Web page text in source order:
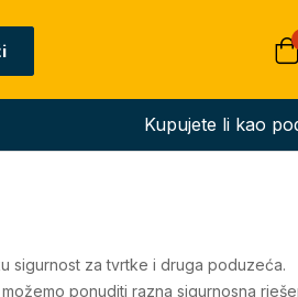
Kupujete li kao
sigurnost za tvrtke i druga poduzeća.
ponuditi razna sigurnosna